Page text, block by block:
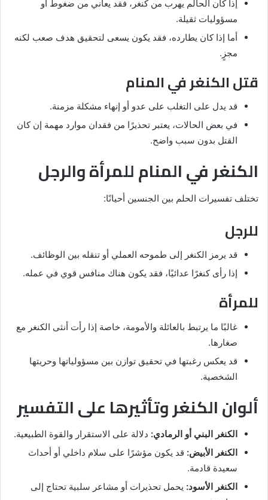
إذا كان الحالم يهرب من كنغر، فقد يعاني من ضغوط أو
مسؤوليات ثقيلة.
أما إذا كان يطارده، فقد يكون يسعى لتحقيق هدف صعب لكنه
مجزٍ.
قتل الكنغر في المنام
قد يدل على التغلب على عدو أو إنهاء مشكلة مزمنة.
في بعض الحالات، يعتبر تحذيرًا من فقدان موارد مهمة إن كان
القتل بدون سبب واضح.
الكنغر في المنام للمرأة والرجل
تختلف تفسيرات الحلم بين الجنسين أحيانًا:
للرجل
قد يرمز الكنغر إلى طموحه العملي أو تنقله بين الوظائف.
إذا رأى كنغرًا عدائيًا، فقد يكون هناك منافس قوي في عمله.
للمرأة
غالبًا ما يرتبط بالعائلة والأمومة، خاصة إذا رأت أنثى الكنغر مع
صغارها.
قد يعكس رغبتها في تحقيق توازن بين مسؤولياتها وحريتها
الشخصية.
ألوان الكنغر وتأثيرها على التفسير
الكنغر البني أو الرمادي: دلالة على الاستقرار والقوة الطبيعية.
الكنغر الأبيض: قد يكون مؤشرًا على سلام داخلي أو أحداث
سعيدة قادمة.
الكنغر الأسود: يحمل تحذيرات أو مشاعر سلبية تحتاج إلى